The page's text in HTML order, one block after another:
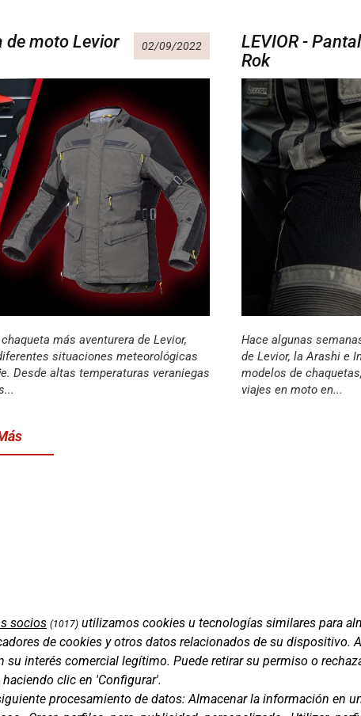
de moto Levior
02/09/2022
más aventurera de Levior,
situaciones meteorológicas
Desde altas temperaturas veraniegas
LEVIOR -
Rok
Hace algunas
de Levior, la Arashi e
modelos de
viajes en moto en...
Gavà (Barcelona)
Productos
Blog
socios (1017) utilizamos cookies u tecnologías similares para
de cookies y otros datos relacionados de su dispositivo.
interés comercial legítimo. Puede retirar su permiso o
clic en 'Configurar'.
procesamiento de datos:Almacenar la información en